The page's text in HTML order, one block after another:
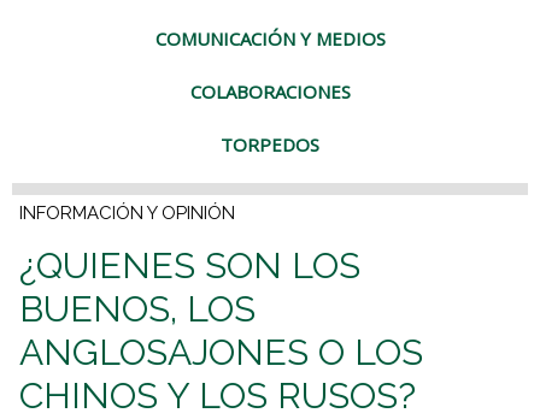
COMUNICACIÓN Y MEDIOS
COLABORACIONES
TORPEDOS
INFORMACIÓN Y OPINIÓN
¿QUIENES SON LOS
BUENOS, LOS
ANGLOSAJONES O LOS
CHINOS Y LOS RUSOS?